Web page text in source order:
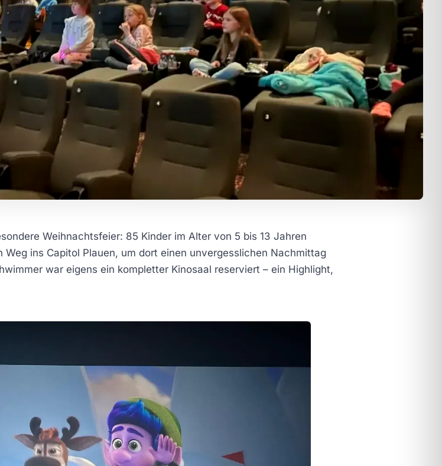
Weihnachtsfeier: 85 Kinder im Alter von 5 bis 13 Jahren
ins Capitol Plauen, um dort einen unvergesslichen Nachmittag
war eigens ein kompletter Kinosaal reserviert – ein Highlight,